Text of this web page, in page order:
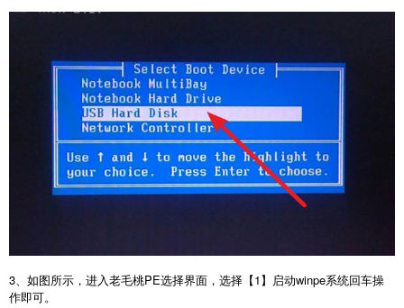
3、如图所示，进入老毛桃PE选择界面，选择【1】启动winpe系统回车操
作即可。